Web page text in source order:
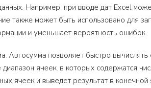
Например, при вводе дат Excel
также может быть использовано для
и уменьшает вероятность ошибок.
позволяет быстро вычислять
ячеек, в которых содержатся
ячеек и выведет результат в